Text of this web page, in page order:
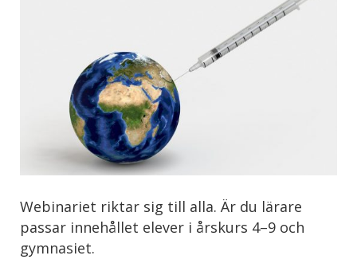
Webinariet riktar sig till alla. Är du lärare
passar innehållet elever i årskurs 4–9 och
gymnasiet.